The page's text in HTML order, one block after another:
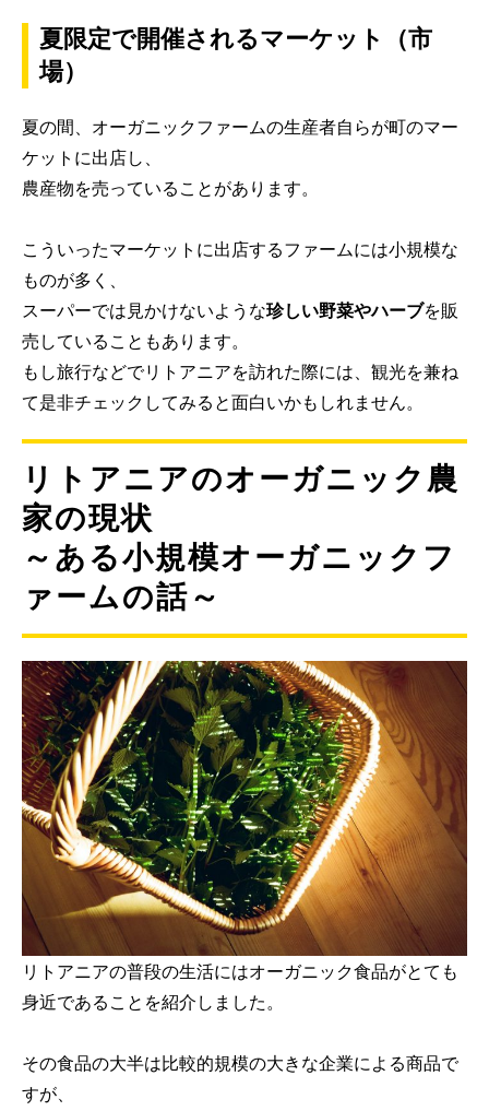
夏限定で開催されるマーケット（市
場）
夏の間、オーガニックファームの生産者自らが町のマー
ケットに出店し、
農産物を売っていることがあります。
こういったマーケットに出店するファームには小規模な
ものが多く、
スーパーでは見かけないような珍しい野菜やハーブを販
売していることもあります。
もし旅行などでリトアニアを訪れた際には、観光を兼ね
て是非チェックしてみると面白いかもしれません。
リトアニアのオーガニック農
家の現状
～ある小規模オーガニックフ
ァームの話～
リトアニアの普段の生活にはオーガニック食品がとても
身近であることを紹介しました。
その食品の大半は比較的規模の大きな企業による商品で
すが、